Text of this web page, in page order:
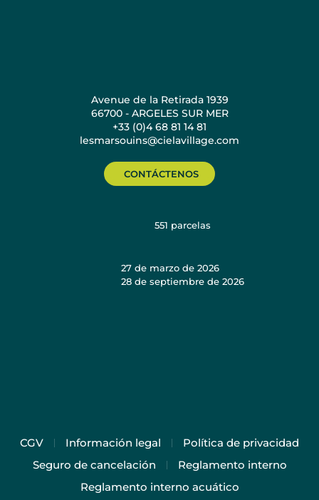
Avenue de la Retirada 1939
66700 - ARGELES SUR MER
+33 (0)4 68 81 14 81
lesmarsouins@cielavillage.com
CONTÁCTENOS
551 parcelas
27 de marzo de 2026
28 de septiembre de 2026
CGV Información legal
Política de privacidad
Seguro de cancelación
Reglamento interno
Reglamento interno acuático